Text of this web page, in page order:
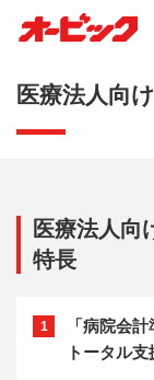
医療法人向
医療法人向
特長
1
「病院会
トータル支